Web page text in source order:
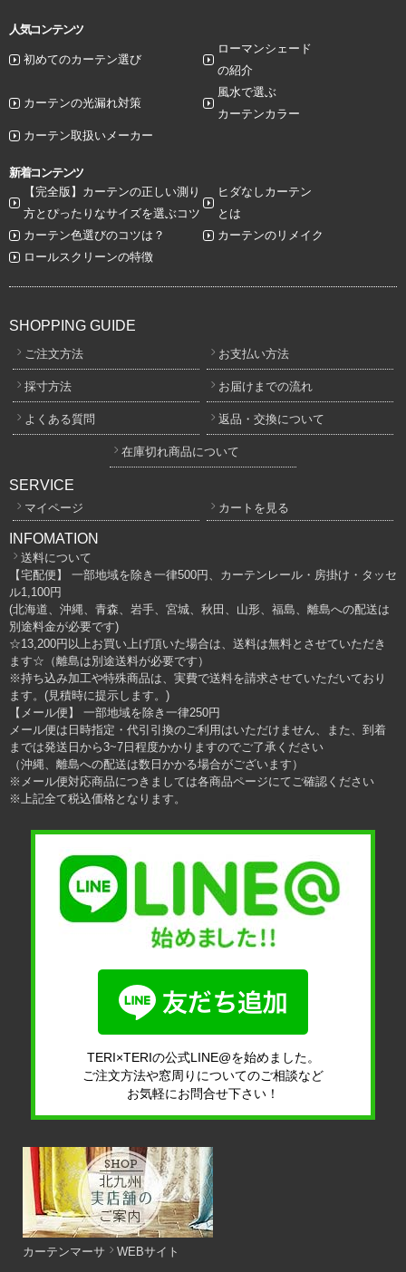
人気コンテンツ
初めてのカーテン選び
ローマンシェード
の紹介
カーテンの光漏れ対策
風水で選ぶ
カーテンカラー
カーテン取扱いメーカー
新着コンテンツ
【完全版】カーテンの正しい測り
方とぴったりなサイズを選ぶコツ
ヒダなしカーテン
とは
カーテン色選びのコツは？
カーテンのリメイク
ロールスクリーンの特徴
SHOPPING GUIDE
ご注文方法 お支払い方法
採寸方法 お届けまでの流れ
よくある質問 返品・交換について
在庫切れ商品について
SERVICE
マイページ カートを見る
INFOMATION
送料について
【宅配便】 一部地域を除き一律500円、カーテンレール・房掛け・タッセ
ル1,100円
(北海道、沖縄、青森、岩手、宮城、秋田、山形、福島、離島への配送は
別途料金が必要です)
☆13,200円以上お買い上げ頂いた場合は、送料は無料とさせていただき
ます☆（離島は別途送料が必要です）
※持ち込み加工や特殊商品は、実費で送料を請求させていただいており
ます。(見積時に提示します。)
【メール便】 一部地域を除き一律250円
メール便は日時指定・代引引換のご利用はいただけません、また、到着
までは発送日から3~7日程度かかりますのでご了承ください
（沖縄、離島への配送は数日かかる場合がございます）
※メール便対応商品につきましては各商品ページにてご確認ください
※上記全て税込価格となります。
TERI×TERIの公式LINE@を始めました。
ご注文方法や窓周りについてのご相談など
お気軽にお問合せ下さい！
カーテンマーサ WEBサイト